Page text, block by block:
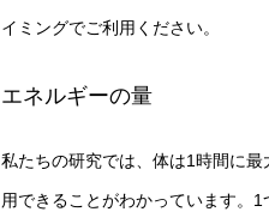
イミングでご利用ください。
エネルギーの量
私たちの研究では、体は1時間に
用できることがわかっています。